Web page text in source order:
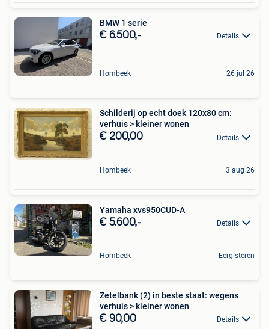
BMW 1 serie
€ 6.500,- Details
Hombeek 26 jul 26
Schilderij op echt doek 120x80 cm:
verhuis > kleiner wonen
€ 200,00 Details
Hombeek 3 aug 26
Yamaha xvs950CUD-A
€ 5.600,- Details
Hombeek Eergisteren
Zetelbank (2) in beste staat: wegens
verhuis > kleiner wonen
€ 90,00 Details